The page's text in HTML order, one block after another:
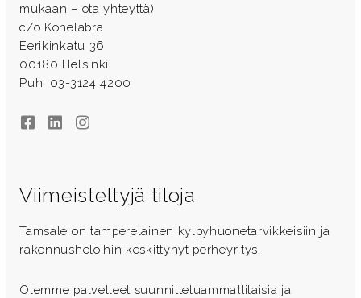
mukaan – ota yhteyttä)
c/o Konelabra
Eerikinkatu 36
00180 Helsinki
Puh. 03-3124 4200
FacebookLinkedInInstagram
Viimeisteltyjä tiloja
Tamsale on tamperelainen kylpyhuonetarvikkeisiin ja
rakennusheloihin keskittynyt perheyritys.
Olemme palvelleet suunnitteluammattilaisia ja